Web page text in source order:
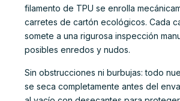
filamento de TPU se enrolla
carretes de cartón ecológicos. Cada
somete a una rigurosa inspección
posibles enredos y nudos.
Sin obstrucciones ni burbujas: todo
se seca completamente antes del